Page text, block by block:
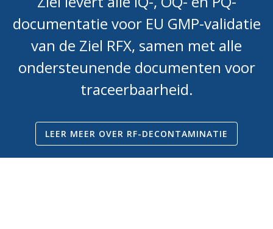
documentatie voor EU GMP-validatie
van de Ziel RFX, samen met alle
ondersteunende documenten voor
traceerbaarheid.
LEER MEER OVER RF-DECONTAMINATIE